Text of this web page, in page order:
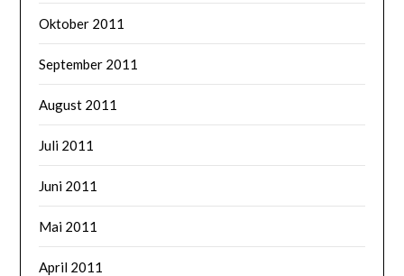
Oktober 2011
September 2011
August 2011
Juli 2011
Juni 2011
Mai 2011
April 2011